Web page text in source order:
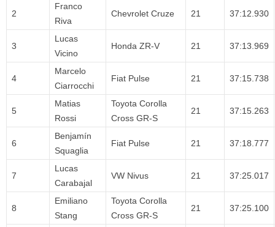
2
Franco
Riva
Chevrolet Cruze 21 37:12.930
3
Lucas
Vicino
Honda ZR-V 21 37:13.969
4
Marcelo
Ciarrocchi
Fiat Pulse 21 37:15.738
5
Matias
Rossi
Toyota Corolla
Cross GR-S
21 37:15.263
6
Benjamín
Squaglia
Fiat Pulse 21 37:18.777
7
Lucas
Carabajal
VW Nivus 21 37:25.017
8
Emiliano
Stang
Toyota Corolla
Cross GR-S
21 37:25.100